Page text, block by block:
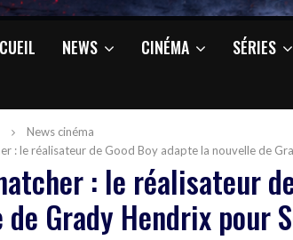
NEWS CINÉMA SÉRIES
News cinéma
: le réalisateur de Good Boy adapte la nouvelle de
: le réalisateur
de Grady Hendrix pour